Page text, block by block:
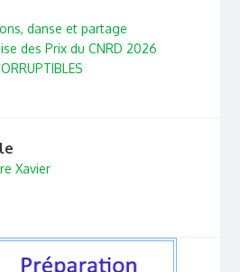
danse et partage
des Prix du CNRD 2026
Xavier